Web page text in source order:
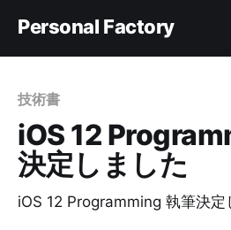
Personal Factory
技術書
iOS 12
決定しました
iOS 12 Programming 執筆決定